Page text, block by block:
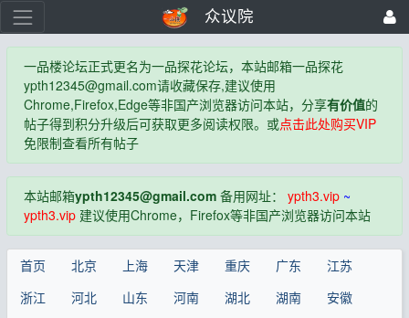
众议院
一品楼论坛正式更名为一品探花论坛，本站邮箱一品探花
ypth12345@gmail.com请收藏保存,建议使用
Chrome,Firefox,Edge等非国产浏览器访问本站，分享有价值的
帖子得到积分升级后可获取更多阅读权限。或点击此处购买VIP
免限制查看所有帖子
本站邮箱ypth12345@gmail.com备用网址： ypth3.vip~
ypth3.vip建议使用Chrome，Firefox等非国产浏览器访问本站
首页 北京 上海 天津 重庆 广东
江苏
浙江
河北 山东 河南 湖北 湖南
安徽